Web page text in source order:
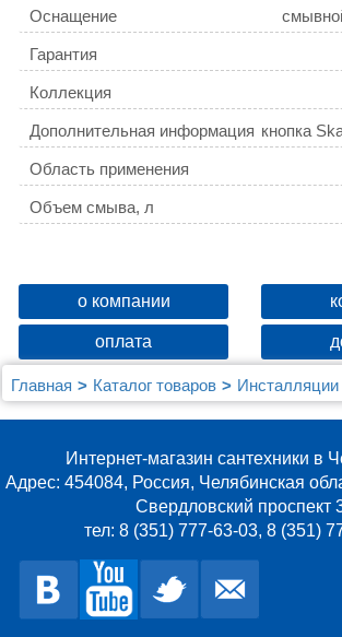
Оснащение
Гарантия
Коллекция
Дополнительная информация кнопка
Область применения
Объем смыва, л
Управление
Вариант кнопки
Объем смыва
Удаление запахов
Монтажная высота
сзади
Монтажная глубина, см
о компании
оплата
Главная Каталог товаров
Инсталляции
Grohe
38772001 3 в 1 с кнопкой смыва
Интернет-магазин сантехники в
Адрес: 454084, Россия, Челябинская
Свердловский проспект
тел: 8 (351) 777-63-03, 8 (351)